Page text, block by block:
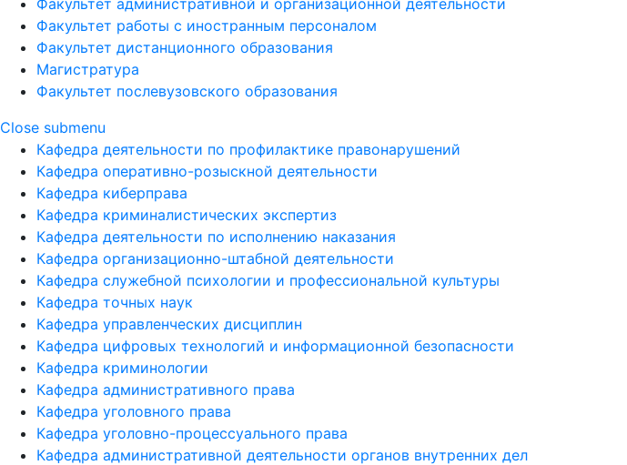
Факультет административной и организационной деятельности
Факультет работы с иностранным персоналом
Факультет дистанционного образования
Магистратура
Факультет послевузовского образования
Close submenu
Кафедра деятельности по профилактике правонарушений
Кафедра оперативно-розыскной деятельности
Кафедра киберправа
Кафедра криминалистических экспертиз
Кафедра деятельности по исполнению наказания
Кафедра организационно-штабной деятельности
Кафедра служебной психологии и профессиональной культуры
Кафедра точных наук
Кафедра управленческих дисциплин
Кафедра цифровых технологий и информационной безопасности
Кафедра криминологии
Кафедра административного права
Кафедра уголовного права
Кафедра уголовно-процессуального права
Кафедра административной деятельности органов внутренних дел